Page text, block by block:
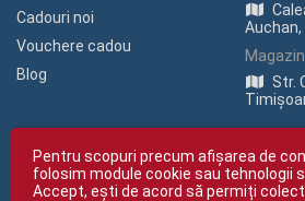
Cadouri noi
Vouchere cadou
Blog
Str.
Pentru scopuri precum afișarea de
folosim module cookie sau tehnologii
Accept, ești de acord să permiți